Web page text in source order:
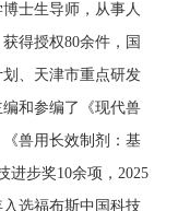
士生导师，从事人
得授权80余件，国
、天津市重点研发
和参编了《现代兽
兽用长效制剂：基
进步奖10余项，2025
选福布斯中国科技